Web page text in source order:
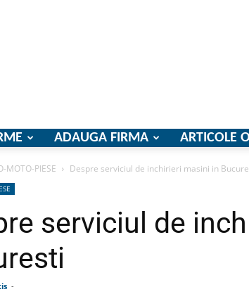
ADAUGA FIRMA ARTICOLE
MOTO-PIESE Despre serviciul de inchirieri masini in
serviciul de
-